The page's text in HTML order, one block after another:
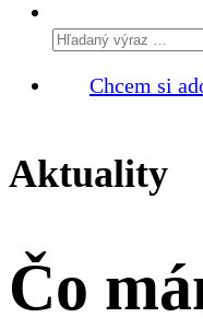
Chcem si
Aktuality
Čo